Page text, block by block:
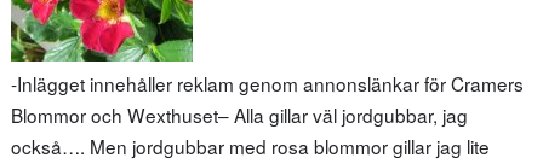
-Inlägget innehåller reklam genom annonslänkar för Cramers
Blommor och Wexthuset– Alla gillar väl jordgubbar, jag
också…. Men jordgubbar med rosa blommor gillar jag lite